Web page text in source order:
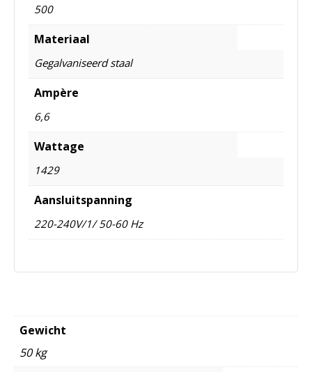
500
Materiaal
Gegalvaniseerd staal
Ampère
6,6
Wattage
1429
Aansluitspanning
220-240V/1/ 50-60 Hz
Gewicht
50 kg